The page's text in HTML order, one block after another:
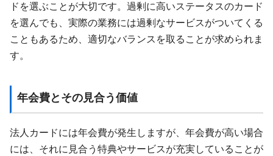
ドを選ぶことが大切です。過剰に高いステータスのカード
を選んでも、実際の業務には過剰なサービスがついてくる
こともあるため、適切なバランスを取ることが求められま
す。
年会費とその見合う価値
法人カードには年会費が発生しますが、年会費が高い場合
には、それに見合う特典やサービスが充実していることが